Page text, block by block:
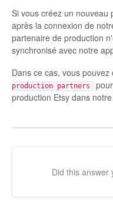
Si vous créez un nouveau
après la connexion de
partenaire de production
synchronisé avec notre
Dans ce cas, vous
production partners
production Etsy dans
Did this answer